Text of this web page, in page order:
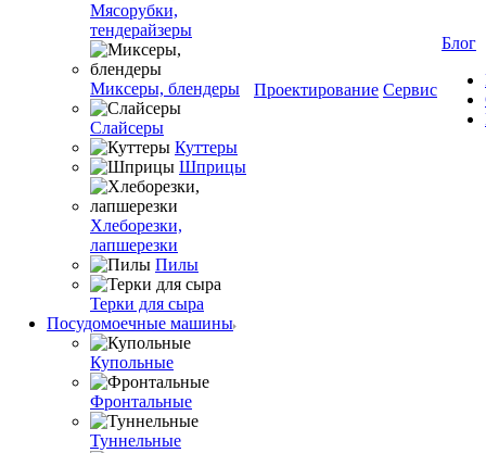
Мясорубки,
тендерайзеры
Миксеры, блендеры
Слайсеры
Куттеры
Шприцы
Хлеборезки,
лапшерезки
Пилы
Терки для сыра
Посудомоечные машины
Купольные
Фронтальные
Туннельные
Проектирование Сервис
Блог